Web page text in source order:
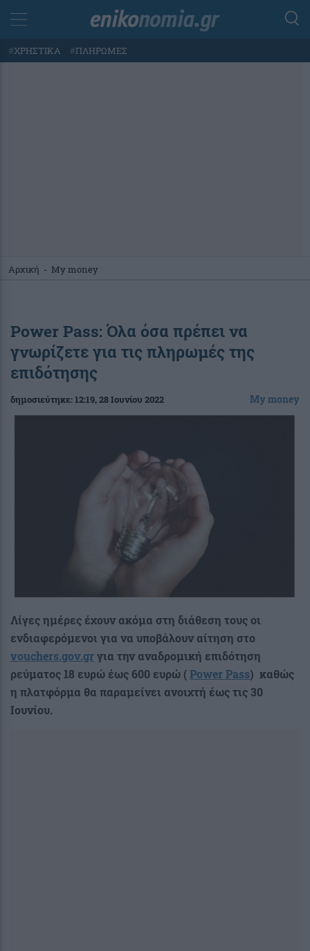
#ΧΡΗΣΤΙΚΑ #ΠΛΗΡΩΜΕΣ
Αρχική - My money
Power Pass: Όλα όσα πρέπει να
γνωρίζετε για τις πληρωμές της
επιδότησης
δημοσιεύτηκε:12:19, 28 Ιουνίου 2022 My money
Λίγες ημέρες έχουν ακόμα στη διάθεση τους οι
ενδιαφερόμενοι για να υποβάλουν αίτηση στο
vouchers.gov.grγια την αναδρομική επιδότηση
ρεύματος 18 ευρώ έως 600 ευρώ (Power Pass) καθώς
η πλατφόρμα θα παραμείνει ανοιχτή έως τις 30
Ιουνίου.